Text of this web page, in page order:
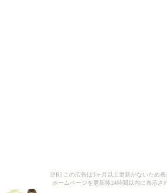
[PR] この広告は3ヶ月以上更新がないため表
ホームページを更新後24時間以内に表示さ